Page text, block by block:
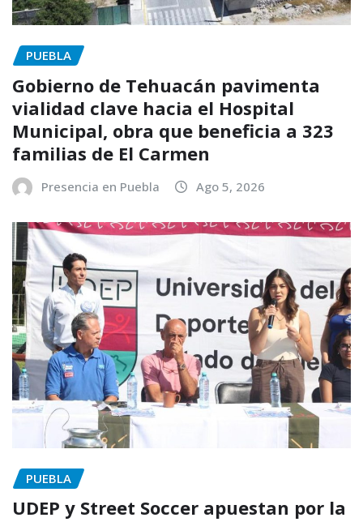
PUEBLA
Gobierno de Tehuacán pavimenta
vialidad clave hacia el Hospital
Municipal, obra que beneficia a 323
familias de El Carmen
Presencia en Puebla Ago 5, 2026
PUEBLA
UDEP y Street Soccer apuestan por la